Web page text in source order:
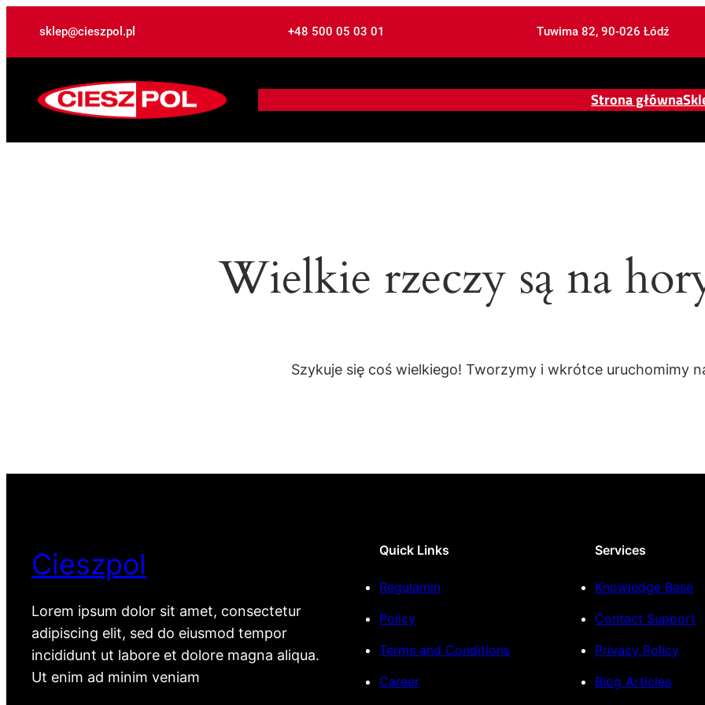
sklep@cieszpol.pl +48 500 05 03 01 Tuwima 82, 90-026 Łódź
Strona główna
Wielkie rzeczy są na
Szykuje się coś wielkiego! Tworzymy i wkrótce uruchomimy
Cieszpol
Lorem ipsum dolor sit amet, consectetur
adipiscing elit, sed do eiusmod tempor
incididunt ut labore et dolore magna aliqua.
Ut enim ad minim veniam
Quick Links
Regulamin
Policy
Terms and Conditions
Career
Services
Knowledge Base
Contact Support
Privacy Policy
Blog Articles